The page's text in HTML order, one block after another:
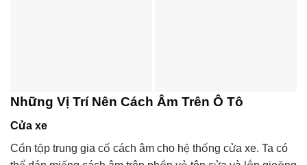
Những Vị Trí Nên Cách Âm Trên Ô Tô
Cửa xe
Cần tập trung gia cố cách âm cho hệ thống cửa xe. Ta có